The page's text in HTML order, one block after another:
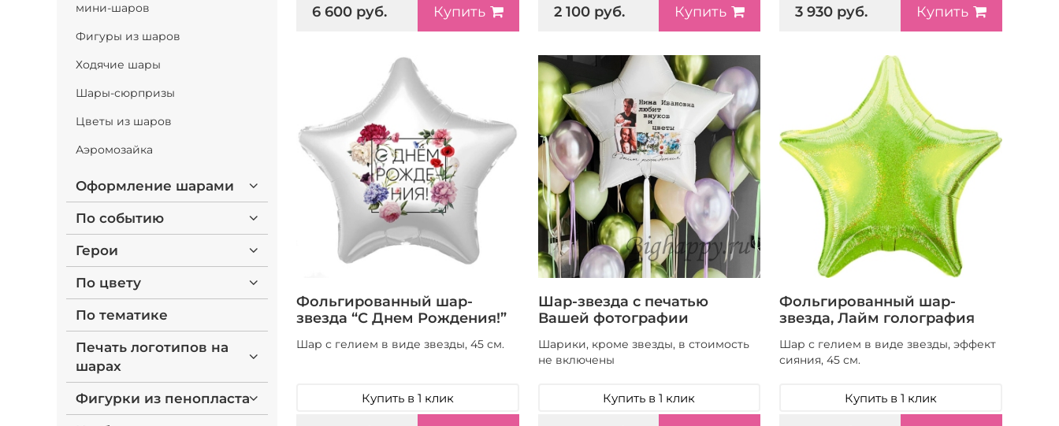
мини-шаров
Фигуры из шаров
Ходячие шары
Шары-сюрпризы
Цветы из шаров
Аэромозайка
Оформление шарами
По событию
Герои
По цвету
По тематике
Печать логотипов на
шарах
Фигурки из пенопласта
6 600 руб. Купить 2 100 руб. Купить 3 930 руб. Купить
Фольгированный шар-
звезда “С Днем Рождения!”
Шар с гелием в виде звезды, 45 см.
Купить в 1 клик
Шар-звезда с печатью
Вашей фотографии
Шарики, кроме звезды, в стоимость
не включены
Купить в 1 клик
Фольгированный шар-
звезда, Лайм голография
Шар с гелием в виде звезды, эффект
сияния, 45 см.
Купить в 1 клик